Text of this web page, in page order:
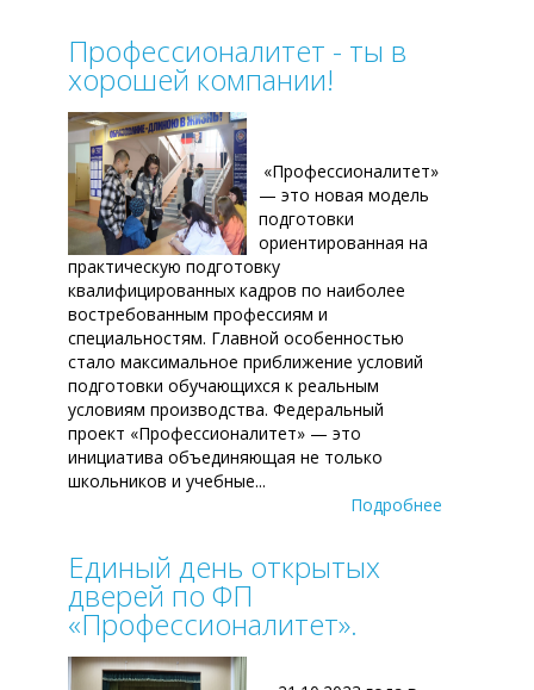
Профессионалитет - ты в
хорошей компании!
«Профессионалитет»
— это новая модель
подготовки
ориентированная на
практическую подготовку
квалифицированных кадров по наиболее
востребованным профессиям и
специальностям. Главной особенностью
стало максимальное приближение условий
подготовки обучающихся к реальным
условиям производства. Федеральный
проект «Профессионалитет» — это
инициатива объединяющая не только
школьников и учебные...
Подробнее
Единый день открытых
дверей по ФП
«Профессионалитет».